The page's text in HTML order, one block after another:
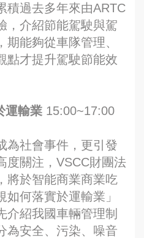
積過去多年來由ARTC
，介紹節能駕駛與駕
能夠從車隊管理、
點才提升駕駛節能效
運輸業 15:00~17:00
為社會事件，更引發
度關注，VSCC財團法
將於智能商業商業吃
何落實於運輸業」
介紹我國車輛管理制
為安全、污染、噪音